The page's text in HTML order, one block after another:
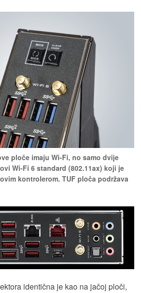
ploče imaju Wi-Fi, no samo dvije
Wi-Fi 6 standard (802.11ax) koji je
kontrolerom. TUF ploča podržava
identična je kao na jačoj ploči,